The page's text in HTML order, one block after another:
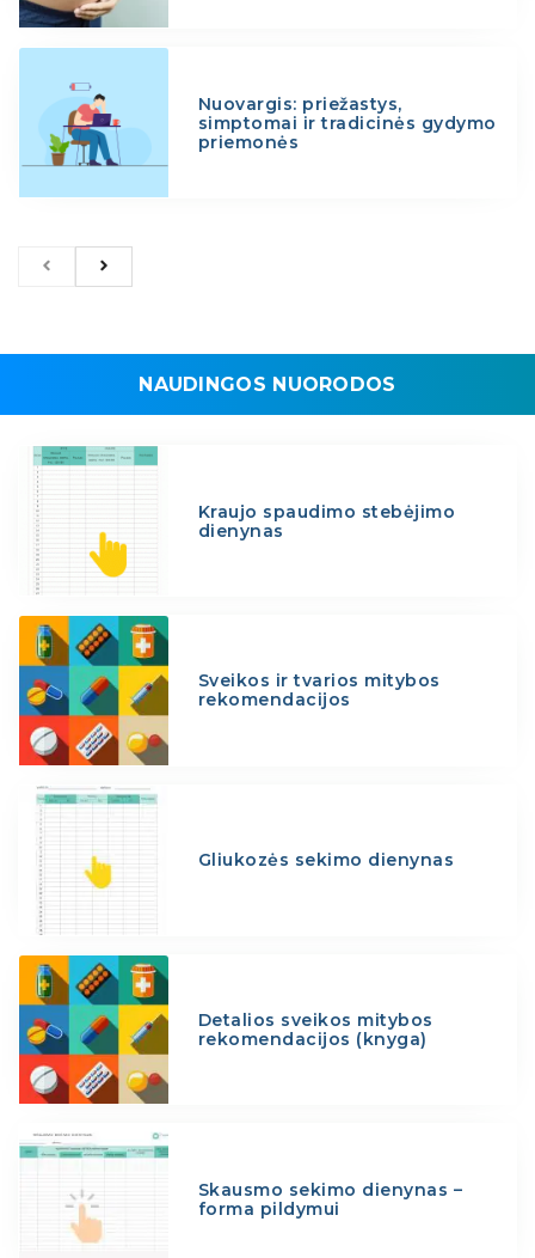
Nuovargis: priežastys,
simptomai ir tradicinės gydymo
priemonės
NAUDINGOS NUORODOS
Kraujo spaudimo stebėjimo
dienynas
Sveikos ir tvarios mitybos
rekomendacijos
Gliukozės sekimo dienynas
Detalios sveikos mitybos
rekomendacijos (knyga)
Skausmo sekimo dienynas –
forma pildymui